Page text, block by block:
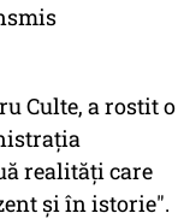
Culte, a rostit o
realităţi care
şi în istorie".